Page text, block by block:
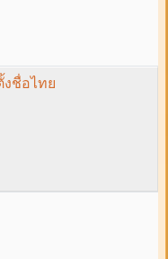
งชื่อไทย